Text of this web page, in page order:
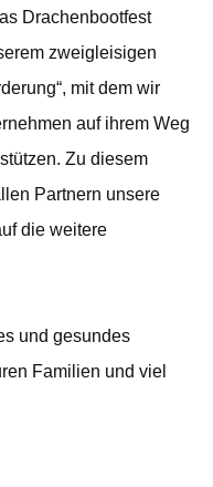
Drachenbootfest
zweigleisigen
mit dem wir
auf ihrem Weg
Zu diesem
Partnern unsere
die weitere
und gesundes
Familien und viel